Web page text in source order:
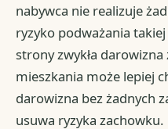
nabywca nie realizuje
ryzyko podważania
strony zwykła
mieszkania może lepiej
darowizna bez żadnych
usuwa ryzyka zachowku.